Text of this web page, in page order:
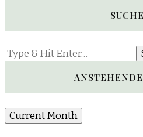
Looking
for
Current Month